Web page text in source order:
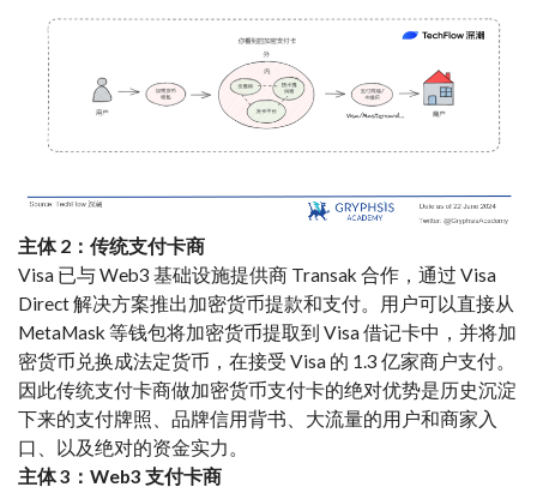
主体 2：传统支付卡商
Visa 已与 Web3 基础设施提供商 Transak 合作，通过 Visa
Direct 解决方案推出加密货币提款和支付。用户可以直接从
MetaMask 等钱包将加密货币提取到 Visa 借记卡中，并将加
密货币兑换成法定货币，在接受 Visa 的 1.3 亿家商户支付。
因此传统支付卡商做加密货币支付卡的绝对优势是历史沉淀
下来的支付牌照、品牌信用背书、大流量的用户和商家入
口、以及绝对的资金实力。
主体 3：Web3 支付卡商